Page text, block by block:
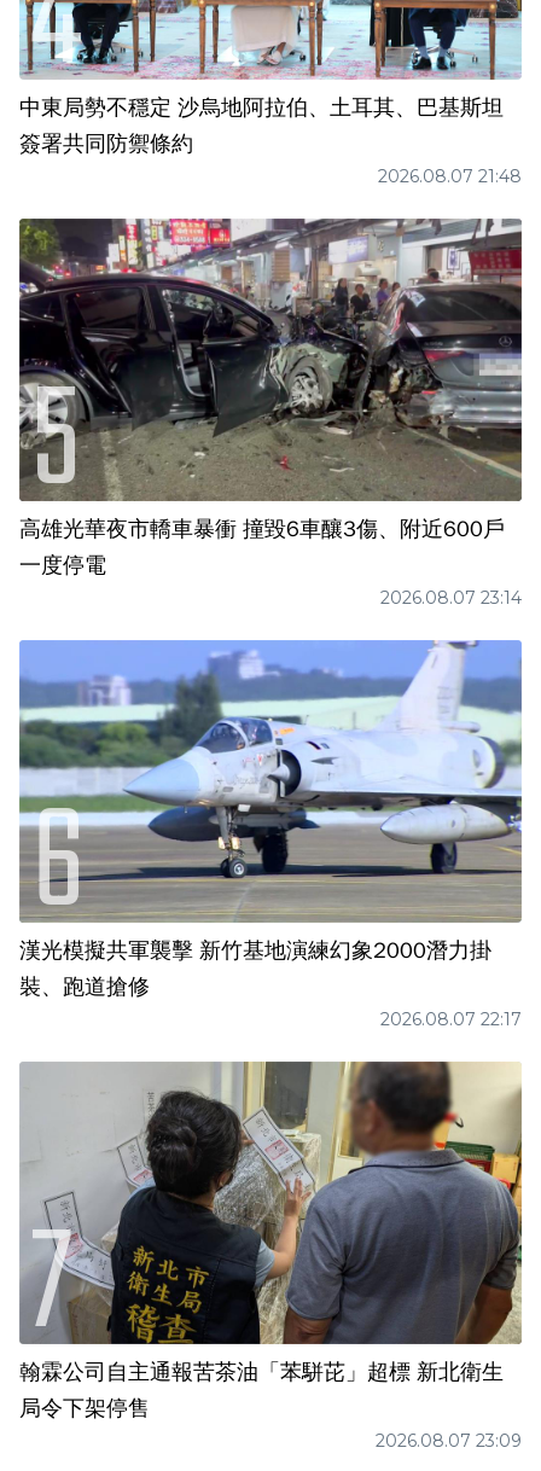
中東局勢不穩定 沙烏地阿拉伯、土耳其、巴基斯坦
簽署共同防禦條約
2026.08.07 21:48
高雄光華夜市轎車暴衝 撞毀6車釀3傷、附近600戶
一度停電
2026.08.07 23:14
漢光模擬共軍襲擊 新竹基地演練幻象2000潛力掛
裝、跑道搶修
2026.08.07 22:17
翰霖公司自主通報苦茶油「苯駢芘」超標 新北衛生
局令下架停售
2026.08.07 23:09